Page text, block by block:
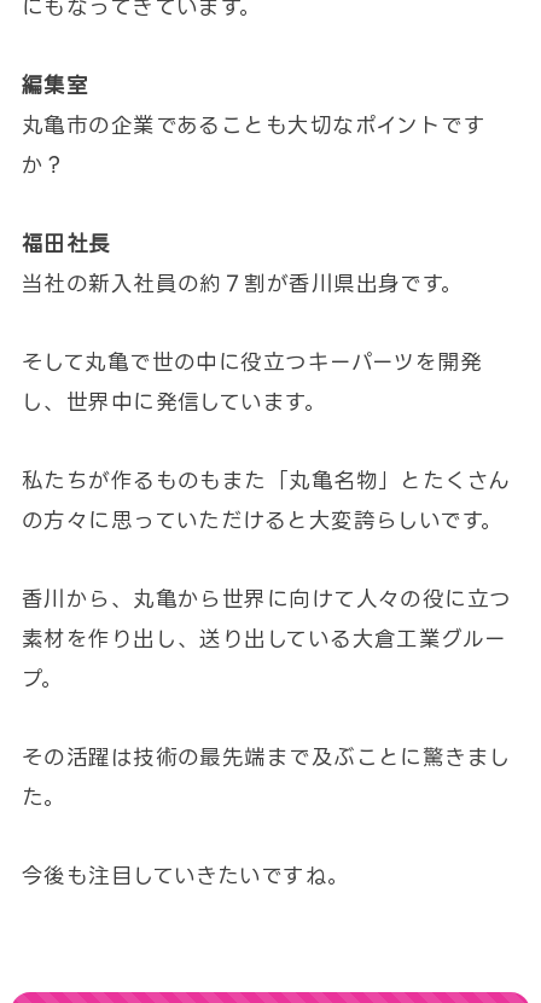
にもなってきています。
編集室
丸亀市の企業であることも大切なポイントです
か？
福田社長
当社の新入社員の約７割が香川県出身です。
そして丸亀で世の中に役立つキーパーツを開発
し、世界中に発信しています。
私たちが作るものもまた「丸亀名物」とたくさん
の方々に思っていただけると大変誇らしいです。
香川から、丸亀から世界に向けて人々の役に立つ
素材を作り出し、送り出している大倉工業グルー
プ。
その活躍は技術の最先端まで及ぶことに驚きまし
た。
今後も注目していきたいですね。